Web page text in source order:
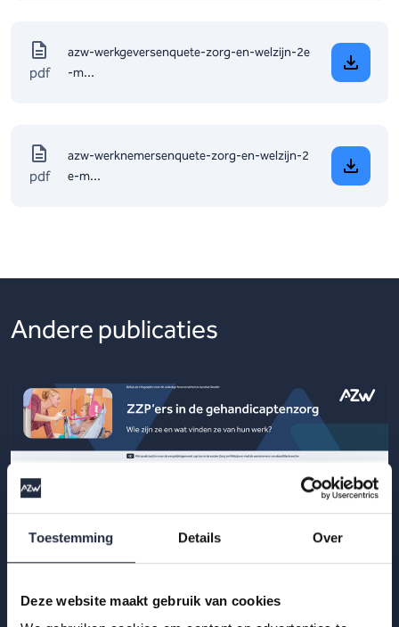
Toestemming Details Over
Deze website maakt gebruik van cookies
pdf
azw-werkgeversenquete-zorg-en-welzijn-2e
-m...
pdf
azw-werknemersenquete-zorg-en-welzijn-2
e-m...
Andere publicaties